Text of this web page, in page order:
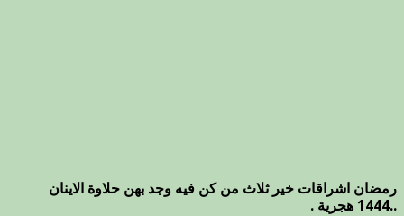
رمضان اشراقات خير ثلاث من كن فيه وجد بهن حلاوة الاينان
..1444 هجرية .